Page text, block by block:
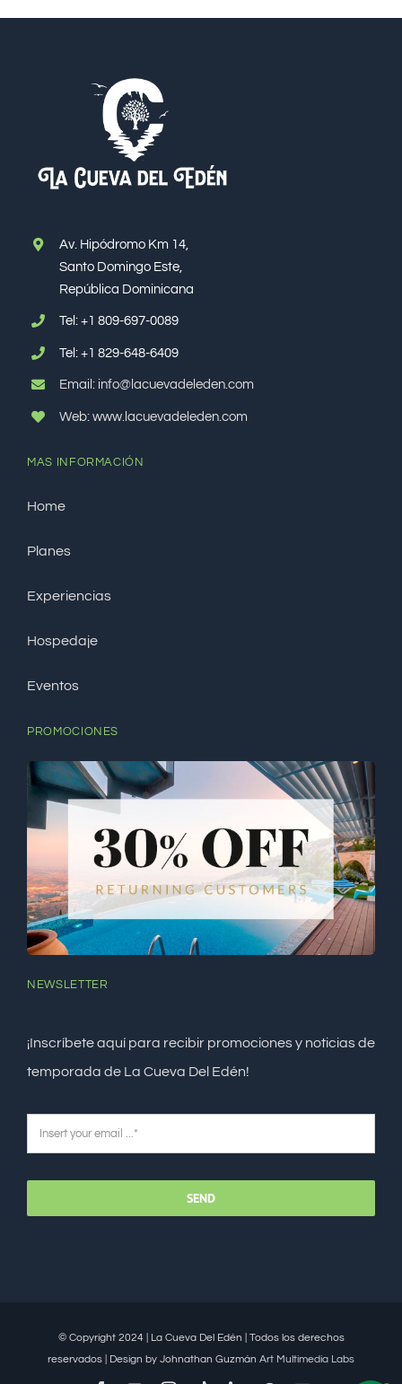
Av. Hipódromo Km 14,
Santo Domingo Este,
República Dominicana
Tel: +1 809-697-0089
Tel: +1 829-648-6409
Email: info@lacuevadeleden.com
Web: www.lacuevadeleden.com
MAS INFORMACIÓN
Home
Planes
Experiencias
Hospedaje
Eventos
PROMOCIONES
NEWSLETTER
¡Inscríbete aquí para recibir promociones y noticias de
temporada de La Cueva Del Edén!
SEND
© Copyright 2024 | La Cueva Del Edén | Todos los derechos
reservados | Design by Johnathan Guzmán Art Multimedia Labs